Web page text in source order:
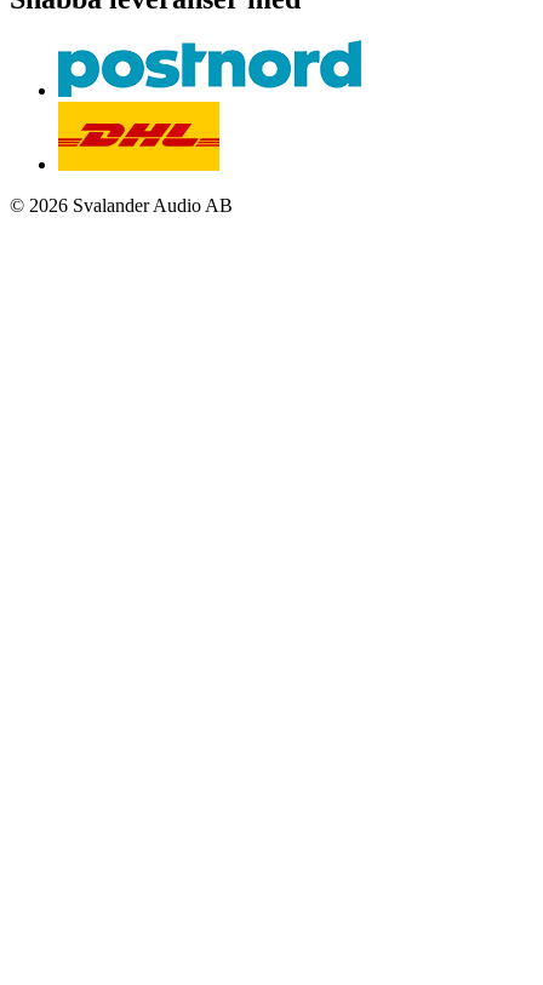
© 2026 Svalander Audio AB